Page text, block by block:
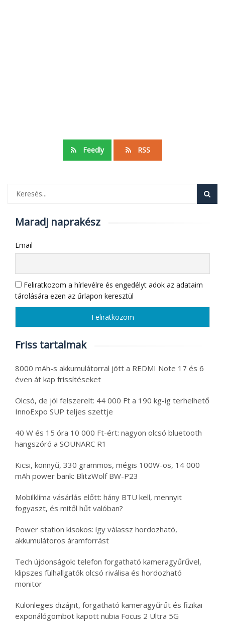
Feedly RSS
Maradj naprakész
Email
Feliratkozom a hírlevélre és engedélyt adok az adataim
tárolására ezen az űrlapon keresztül
Friss tartalmak
8000 mAh-s akkumulátorral jött a REDMI Note 17 és 6
éven át kap frissítéseket
Olcsó, de jól felszerelt: 44 000 Ft a 190 kg-ig terhelhető
InnoExpo SUP teljes szettje
40 W és 15 óra 10 000 Ft-ért: nagyon olcsó bluetooth
hangszóró a SOUNARC R1
Kicsi, könnyű, 330 grammos, mégis 100W-os, 14 000
mAh power bank: BlitzWolf BW-P23
Mobilklíma vásárlás előtt: hány BTU kell, mennyit
fogyaszt, és mitől hűt valóban?
Power station kisokos: így válassz hordozható,
akkumulátoros áramforrást
Tech újdonságok: telefon forgatható kameragyűrűvel,
klipszes fülhallgatók olcsó riválisa és hordozható
monitor
Különleges dizájnt, forgatható kameragyűrűt és fizikai
exponálógombot kapott nubia Focus 2 Ultra 5G